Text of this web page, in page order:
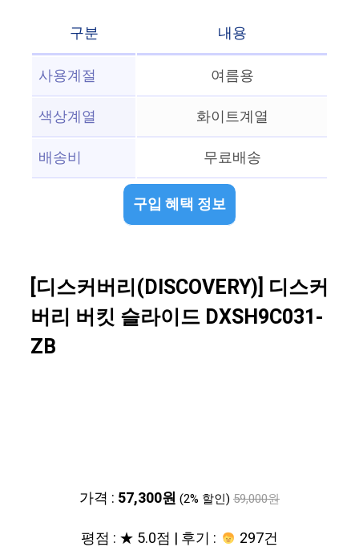
구분
내용
사용계절
여름용
색상계열
화이트계열
배송비
무료배송
구입 혜택 정보
[디스커버리(DISCOVERY)] 디스커
버리 버킷 슬라이드 DXSH9C031-
ZB
가격 : 57,300원 (2% 할인) 59,000원
평점 : ★ 5.0점 | 후기 : 297건